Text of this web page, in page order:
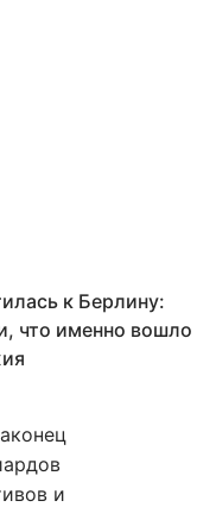
к Берлину:
что именно вошло
и